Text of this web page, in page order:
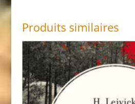
Produits similaires